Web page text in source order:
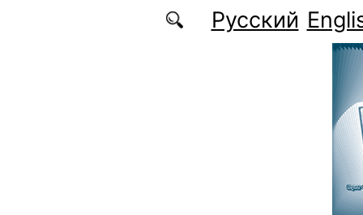
Перейти к основному содержаниюРусский